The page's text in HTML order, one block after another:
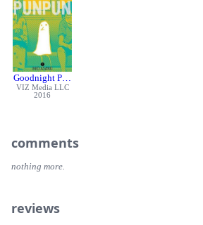
Goodnight Punpun, Vol. 1
VIZ Media LLC
2016
comments
nothing more.
reviews